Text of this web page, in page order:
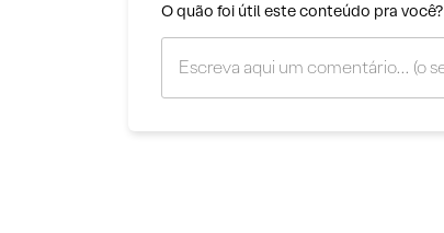
O quão foi útil este conteúdo pra você?